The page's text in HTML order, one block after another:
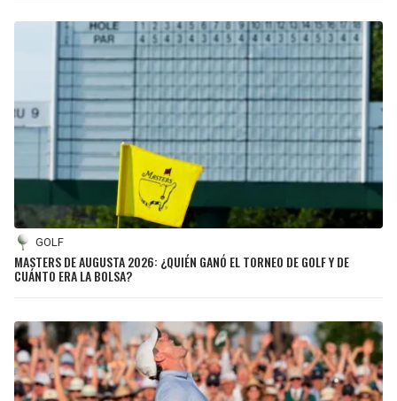
GOLF
MASTERS DE AUGUSTA 2026: ¿QUIÉN GANÓ EL TORNEO DE GOLF Y DE
CUÁNTO ERA LA BOLSA?